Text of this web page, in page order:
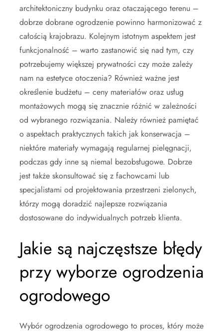
architektoniczny budynku oraz otaczającego terenu –
dobrze dobrane ogrodzenie powinno harmonizować z
całością krajobrazu. Kolejnym istotnym aspektem jest
funkcjonalność – warto zastanowić się nad tym, czy
potrzebujemy większej prywatności czy może zależy
nam na estetyce otoczenia? Również ważne jest
określenie budżetu – ceny materiałów oraz usług
montażowych mogą się znacznie różnić w zależności
od wybranego rozwiązania. Należy również pamiętać
o aspektach praktycznych takich jak konserwacja –
niektóre materiały wymagają regularnej pielęgnacji,
podczas gdy inne są niemal bezobsługowe. Dobrze
jest także skonsultować się z fachowcami lub
specjalistami od projektowania przestrzeni zielonych,
którzy mogą doradzić najlepsze rozwiązania
dostosowane do indywidualnych potrzeb klienta.
Jakie są najczęstsze błędy
przy wyborze ogrodzenia
ogrodowego
Wybór ogrodzenia ogrodowego to proces, który może